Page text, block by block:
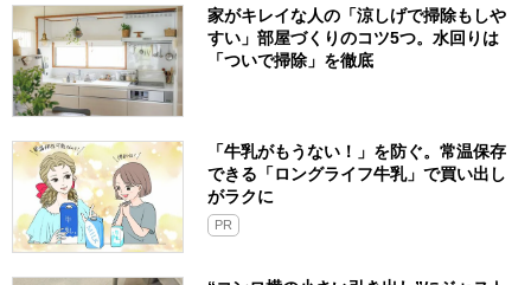
家がキレイな人の「涼しげで掃除もしや
すい」部屋づくりのコツ5つ。水回りは
「ついで掃除」を徹底
「牛乳がもうない！」を防ぐ。常温保存
できる「ロングライフ牛乳」で買い出し
がラクに
PR